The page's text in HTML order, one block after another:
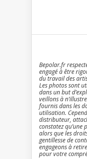
Bepolar.fr
engagé à être
du travail des
Les photos sont
dans un but
veillons à
fournis dans les
utilisation.
distributeur,
constatez qu’une
alors que les
gentillesse de
engageons à
pour votre